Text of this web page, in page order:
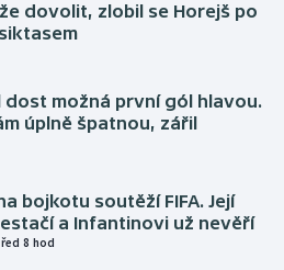
dovolit, zlobil se Horejš po
dost možná první gól hlavou.
úplně špatnou, zářil
bojkotu soutěží FIFA. Její
a Infantinovi už nevěří
8 hod